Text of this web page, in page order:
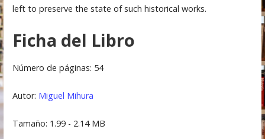
left to preserve the state of such historical works.
Ficha del Libro
Número de páginas: 54
Autor: Miguel Mihura
Tamaño: 1.99 - 2.14 MB